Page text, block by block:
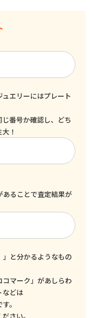
エリーにはプレート
番号か確認し、どち
！
ることで査定結果が
と分かるようなもの
マーク」があしらわ
などは
。
さい。